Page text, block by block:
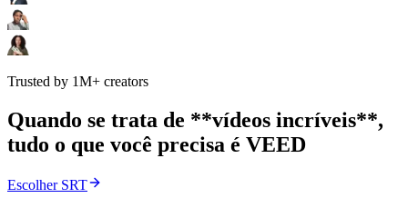
Trusted by 1M+ creators
Quando se trata de **vídeos incríveis**,
tudo o que você precisa é VEED
Escolher SRT